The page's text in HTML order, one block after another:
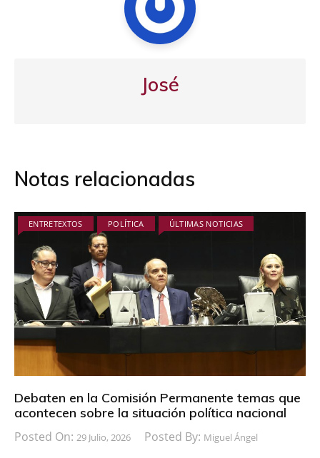
José
Notas relacionadas
ENTRETEXTOS POLÍTICA ÚLTIMAS NOTICIAS
Debaten en la Comisión Permanente temas que
acontecen sobre la situación política nacional
Posted On: 29 Julio, 2026 Posted By: Miguel Ángel